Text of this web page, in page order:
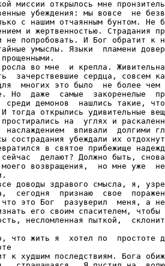
миссии открылось мне
убеждения: мы вовсе  не
с нашим отчаянным бунтом. Не
и жертвенностью. Страдания
не попробовать. И Бог обратит к
умыслы. Языки  пламени
во мне  и крепла.
зачерствевшие сердца, совсем
многих это было  не более чем
Но  даже  самые  закоренелые
среди демонов  нашлись такие,
тогда открылись удивительные
на  углях и
впивали  долгими
сострадания убеждали их
в святое прибежище
делают? Должно быть,
возвращения,  но мне уже
доводы здравого смысла, я,
сегодня  признаю  свое
что это Бог  разуверил  меня, а
его своим спасителем, чтобы
несломленная пыткой,
что жить я  хотел по  простоте
к худшим последствиям. Бога